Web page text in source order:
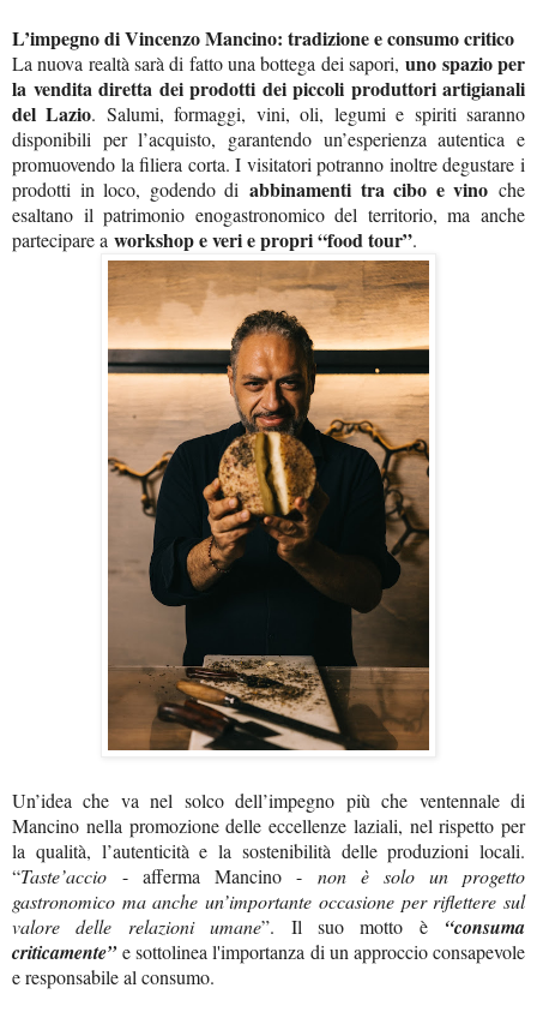
L’impegno di Vincenzo Mancino: tradizione e consumo critico
La nuova realtà sarà di fatto una bottega dei sapori,uno spazio per
la vendita diretta dei prodotti dei piccoli produttori artigianali
del Lazio. Salumi, formaggi, vini, oli, legumi e spiriti saranno
disponibili per l’acquisto, garantendo un’esperienza autentica e
promuovendo la filiera corta. I visitatori potranno inoltre degustare i
prodotti in loco, godendo di abbinamenti tra cibo e vino che
esaltano il patrimonio enogastronomico del territorio, ma anche
partecipare a workshop e veri e propri “food tour”.
Un’idea che va nel solco dell’impegno più che ventennale di
Mancino nella promozione delle eccellenze laziali, nel rispetto per
la qualità, l’autenticità e la sostenibilità delle produzioni locali.
“Taste’accio - afferma Mancino - non è solo un progetto
gastronomico ma anche un’importante occasione per riflettere sul
valore delle relazioni umane”. Il suo motto è “consuma
criticamente”e sottolinea l'importanza di un approccio consapevole
e responsabile al consumo.